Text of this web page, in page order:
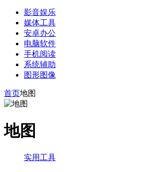
影音娱乐
媒体工具
安卓办公
电脑软件
手机阅读
系统辅助
图形图像
首页地图
地图
实用工具